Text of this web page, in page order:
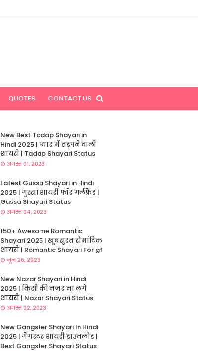
QUOTES CONTACT US
New Best Tadap Shayari in
Hindi 2025 | प्यार में तड़पने वाली
शायरी | Tadap Shayari Status
अगस्त 01, 2023
Latest Gussa Shayari in Hindi
2025 | गुस्सा शायरी फॉर गर्लफ्रैंड |
Gussa Shayari Status
अगस्त 04, 2023
150+ Awesome Romantic
Shayari 2025 | खूबसूरत रोमांटिक
शायरी | Romantic Shayari For gf
जून 26, 2023
New Nazar Shayari in Hindi
2025 | किसी की नजर ना लगे
शायरी | Nazar Shayari Status
अगस्त 02, 2023
New Gangster Shayari In Hindi
2025 | गैंगस्टर शायरी डाउनलोड |
Best Gangster Shayari Status